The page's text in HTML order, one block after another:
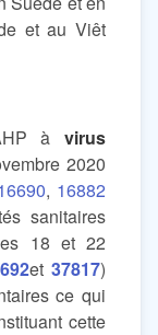
et au Viêt
àvirus
2020
, 16882
sanitaires
18 et 22
et37817)
ce qui
cette